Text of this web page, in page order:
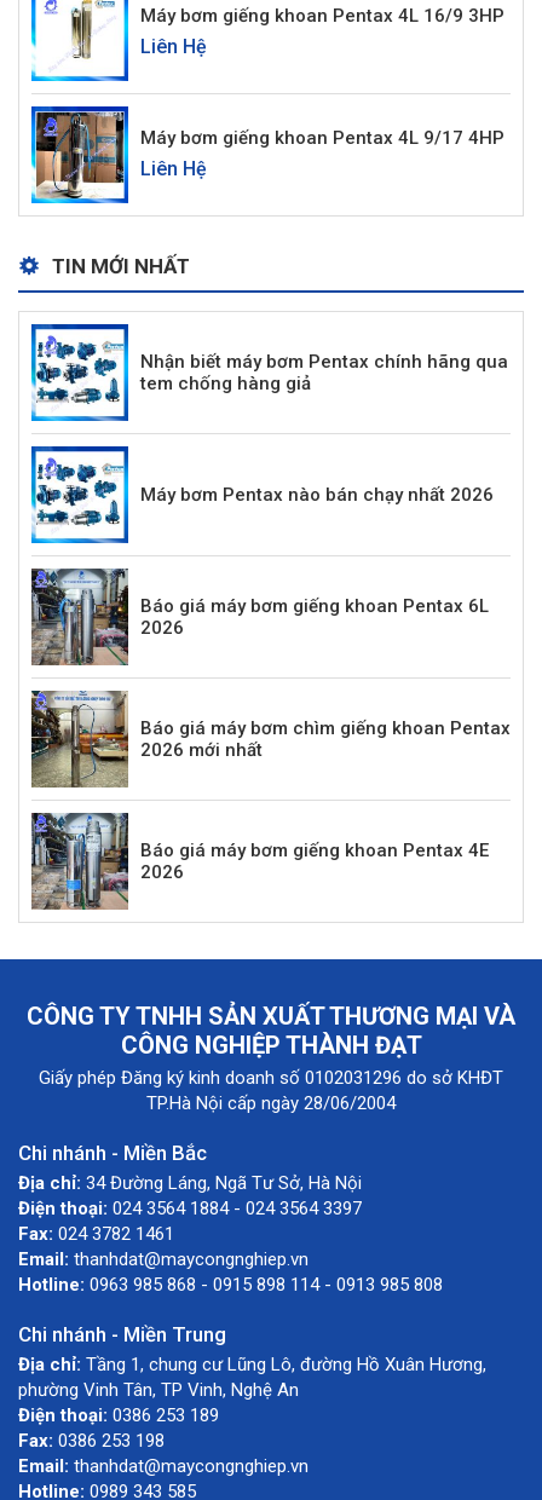
Máy bơm giếng khoan Pentax 4L 16/9 3HP
Liên Hệ
Máy bơm giếng khoan Pentax 4L 9/17 4HP
Liên Hệ
TIN MỚI NHẤT
Nhận biết máy bơm Pentax chính hãng qua
tem chống hàng giả
Máy bơm Pentax nào bán chạy nhất 2026
Báo giá máy bơm giếng khoan Pentax 6L
2026
Báo giá máy bơm chìm giếng khoan Pentax
2026 mới nhất
Báo giá máy bơm giếng khoan Pentax 4E
2026
CÔNG TY TNHH SẢN XUẤT THƯƠNG MẠI VÀ
CÔNG NGHIỆP THÀNH ĐẠT
Giấy phép Đăng ký kinh doanh số 0102031296 do sở KHĐT
TP.Hà Nội cấp ngày 28/06/2004
Chi nhánh - Miền Bắc
Địa chỉ: 34 Đường Láng, Ngã Tư Sở, Hà Nội
Điện thoại: 024 3564 1884 - 024 3564 3397
Fax: 024 3782 1461
Email: thanhdat@maycongnghiep.vn
Hotline: 0963 985 868 - 0915 898 114 - 0913 985 808
Chi nhánh - Miền Trung
Địa chỉ: Tầng 1, chung cư Lũng Lô, đường Hồ Xuân Hương,
phường Vinh Tân, TP Vinh, Nghệ An
Điện thoại: 0386 253 189
Fax: 0386 253 198
Email: thanhdat@maycongnghiep.vn
Hotline: 0989 343 585